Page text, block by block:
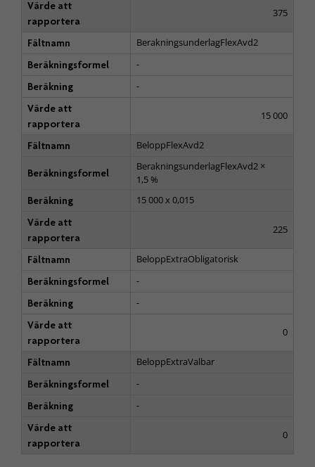
Värde att
rapportera
375
Fältnamn
BerakningsunderlagFlexAvd2
Beräkningsformel
-
Beräkning
-
Värde att
rapportera
15 000
Fältnamn BeloppFlexAvd2
Beräkningsformel
BerakningsunderlagFlexAvd2 ×
1,5 %
Beräkning
15 000 x 0,015
Värde att
rapportera
225
Fältnamn
BeloppExtraObligatorisk
Beräkningsformel
-
Beräkning
-
Värde att
rapportera
0
Fältnamn
BeloppExtraValbar
Beräkningsformel
-
Beräkning
-
Värde att
rapportera
0